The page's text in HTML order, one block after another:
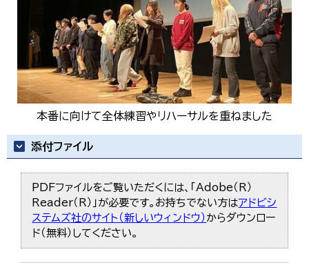
本番に向けて全体練習やリハーサルを重ねました
添付ファイル
PDFファイルをご覧いただくには、「Adobe（R）
Reader（R）」が必要です。お持ちでない方はアドビシ
ステムズ社のサイト（新しいウィンドウ） からダウンロー
ド（無料）してください。